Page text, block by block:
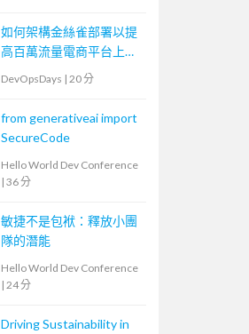
如何架構金絲雀部署以提
高百萬流量電商平台上版
DevOpsDays | 20 分
from generativeai import
SecureCode
Hello World Dev Conference
| 36 分
敏捷不是包袱：釋放小團
隊的潛能
Hello World Dev Conference
| 24 分
Driving Sustainability in